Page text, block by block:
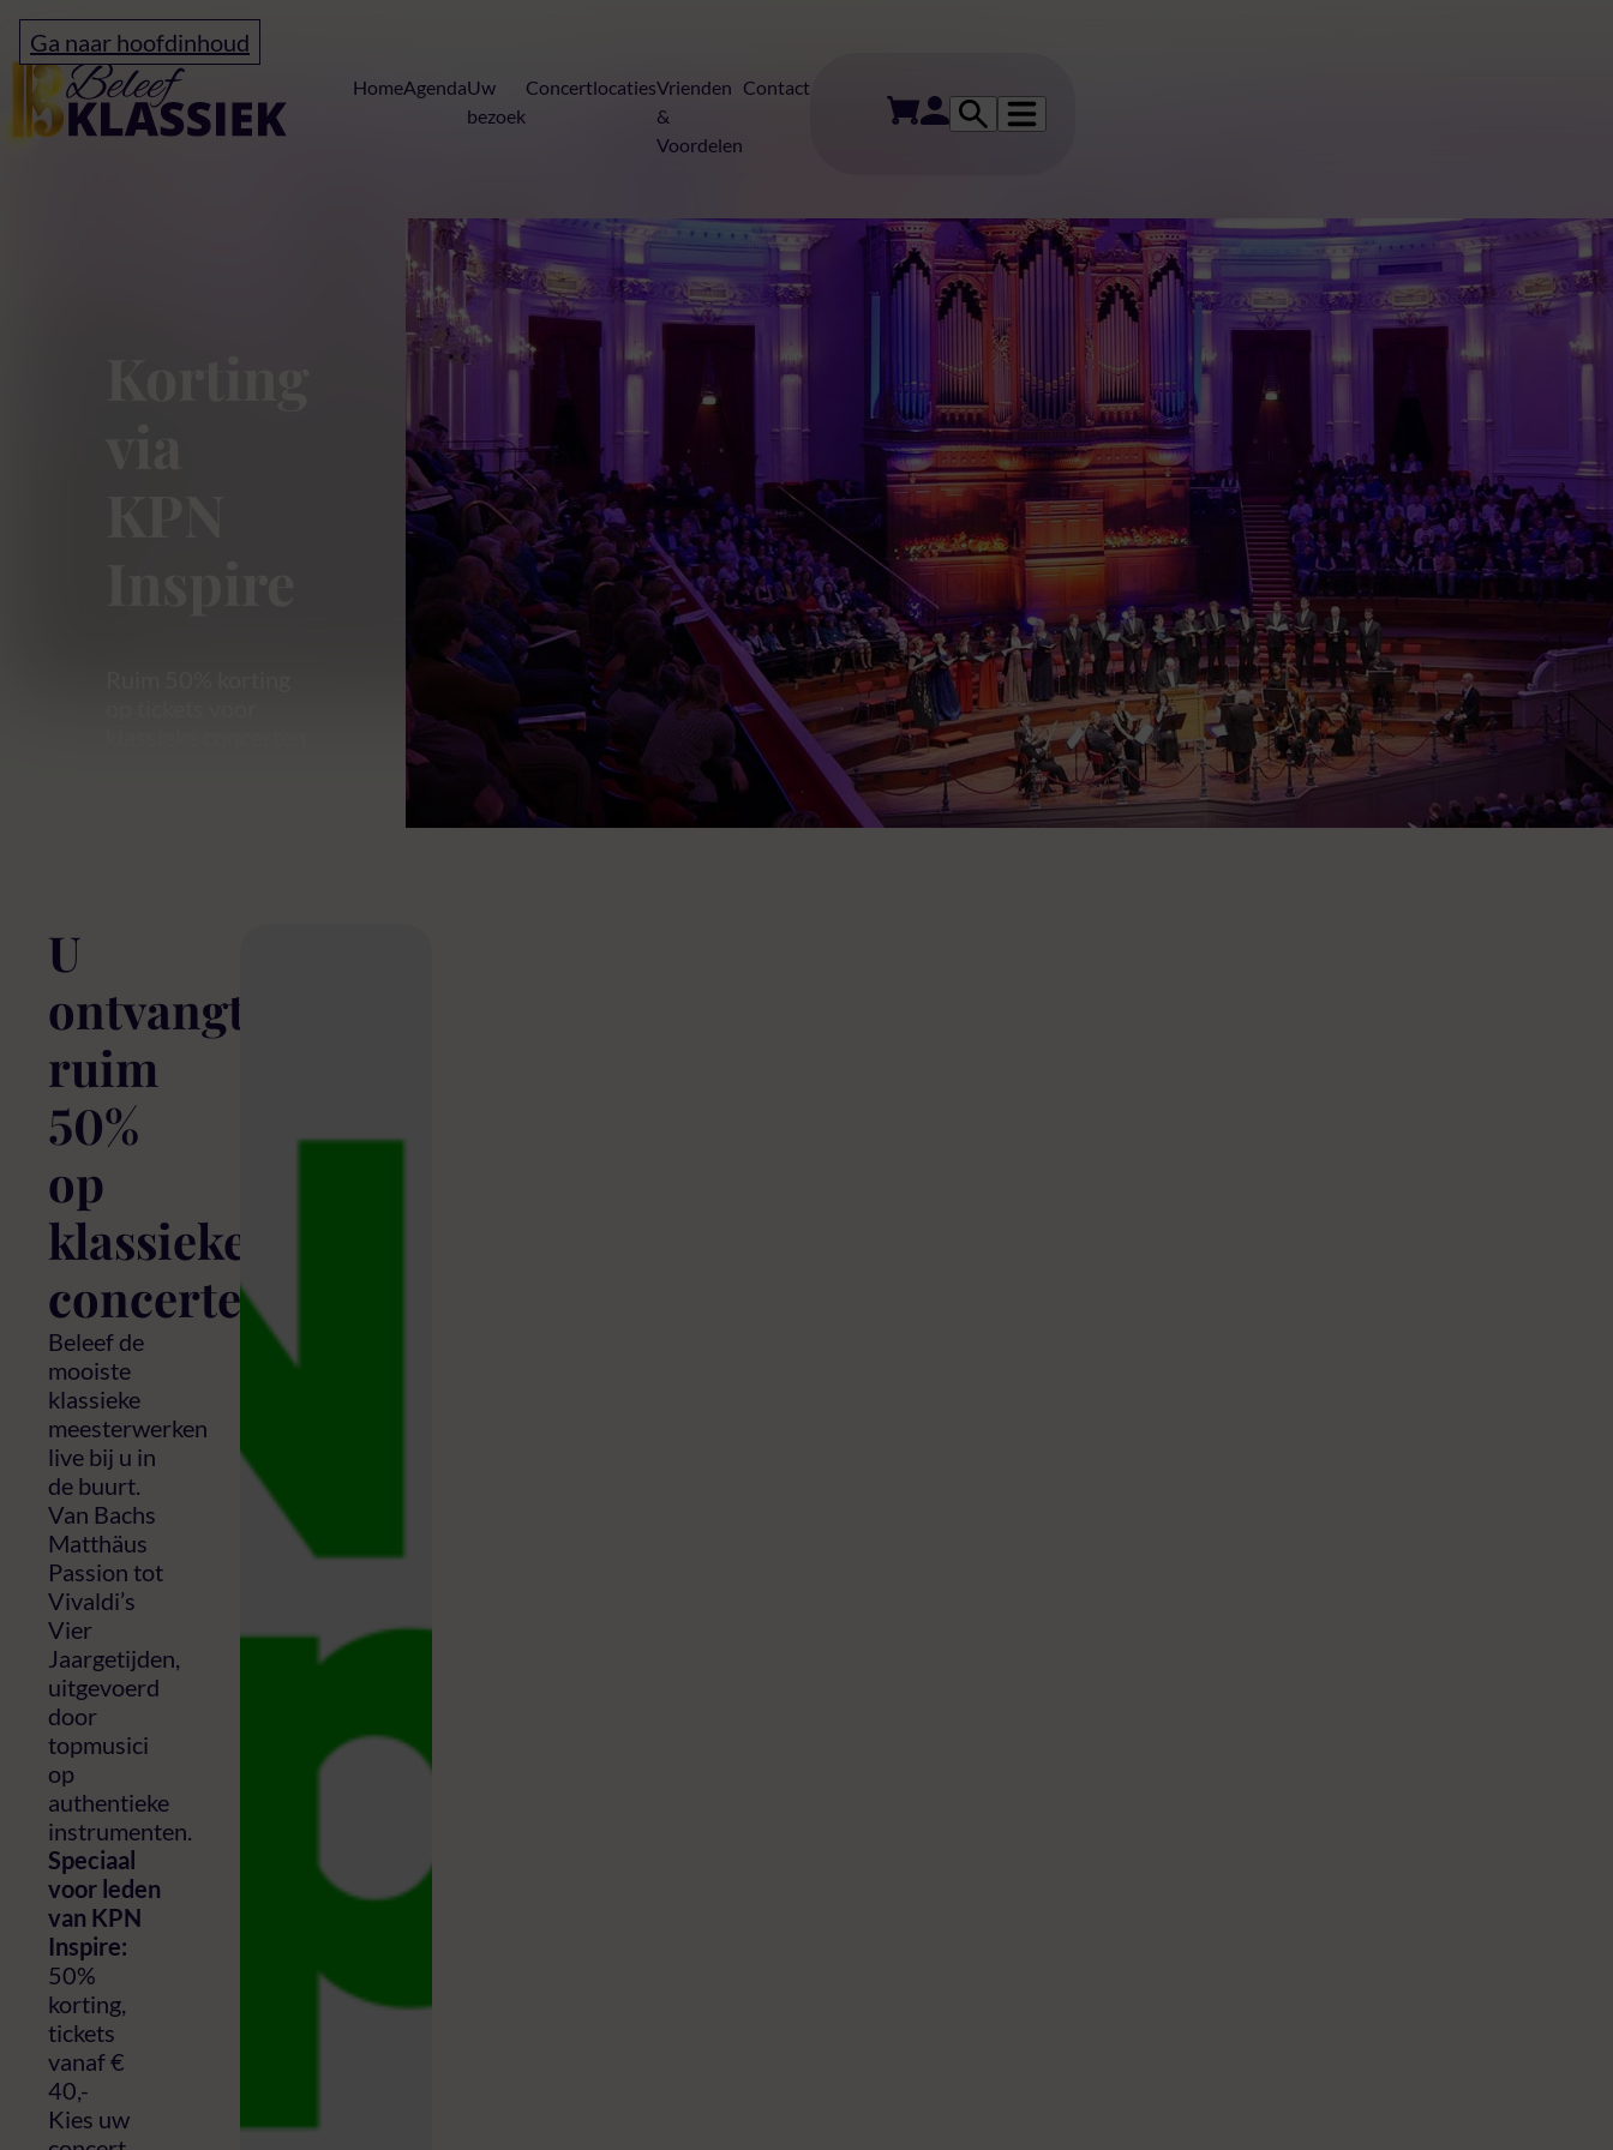
Ga naar hoofdinhoud
HomeAgendaUw
bezoek
ConcertlocatiesVrienden
&
Voordelen
Contact
KPN Inspire – actie
U
ontvangt
ruim
50%
op
klassieke
concerten
Beleef de
mooiste
klassieke
meesterwerken
live bij u in
de buurt.
Van Bachs
Matthäus
Passion tot
Vivaldi’s
Vier
Jaargetijden,
uitgevoerd
door
topmusici
op
authentieke
instrumenten.
Speciaal
voor leden
van KPN
Inspire:
50%
korting,
tickets
vanaf €
40,-
Kies uw